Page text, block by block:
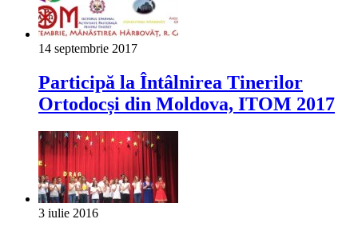
14 septembrie 2017
Participă la Întâlnirea Tinerilor
Ortodocși din Moldova, ITOM 2017
3 iulie 2016